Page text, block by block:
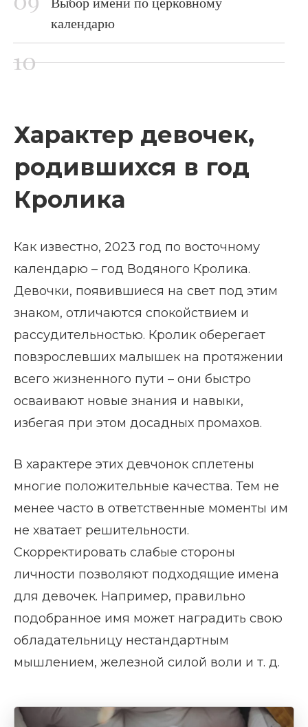
календарю
Характер девочек,
родившихся в год
Кролика
Как известно, 2023 год по восточному
календарю – год Водяного Кролика.
Девочки, появившиеся на свет под этим
знаком, отличаются спокойствием и
рассудительностью. Кролик оберегает
повзрослевших малышек на протяжении
всего жизненного пути – они быстро
осваивают новые знания и навыки,
избегая при этом досадных промахов.
В характере этих девчонок сплетены
многие положительные качества. Тем не
менее часто в ответственные моменты им
не хватает решительности.
Скорректировать слабые стороны
личности позволяют подходящие имена
для девочек. Например, правильно
подобранное имя может наградить свою
обладательницу нестандартным
мышлением, железной силой воли и т. д.